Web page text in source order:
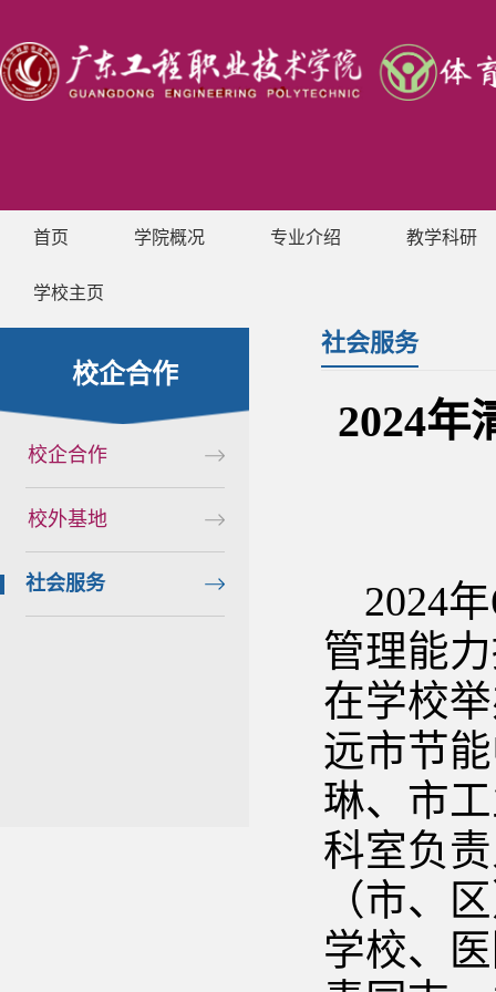
首页 学院概况 专业介绍 教学科研
学校主页
校企合作
校企合作
校外基地
社会服务
社会服务
2024年
2024
管理能
在学校
远市节
琳、市
科室负
（市、
学校、